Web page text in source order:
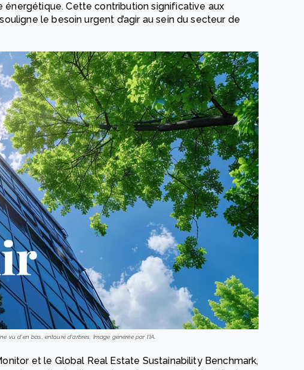
énergétique. Cette contribution significative aux
le besoin urgent d’agir au sein du secteur de
vu d'en bas, entouré d'arbres. Image générée par l'IA.
et le Global Real Estate Sustainability Benchmark,